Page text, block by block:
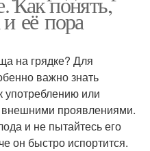
и её пора
на грядке? Для
важно знать
употреблению или
внешними проявлениями.
и не пытайтесь его
он быстро испортится.